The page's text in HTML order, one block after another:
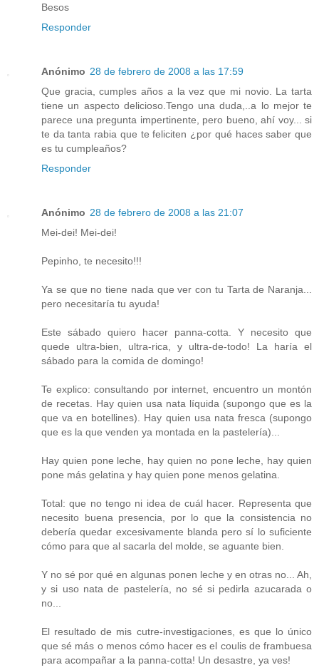
Besos
Responder
Anónimo 28 de febrero de 2008 a las 17:59
Que gracia, cumples años a la vez que mi novio. La tarta
tiene un aspecto delicioso.Tengo una duda,..a lo mejor te
parece una pregunta impertinente, pero bueno, ahí voy... si
te da tanta rabia que te feliciten ¿por qué haces saber que
es tu cumpleaños?
Responder
Anónimo 28 de febrero de 2008 a las 21:07
Mei-dei! Mei-dei!
Pepinho, te necesito!!!
Ya se que no tiene nada que ver con tu Tarta de Naranja...
pero necesitaría tu ayuda!
Este sábado quiero hacer panna-cotta. Y necesito que
quede ultra-bien, ultra-rica, y ultra-de-todo! La haría el
sábado para la comida de domingo!
Te explico: consultando por internet, encuentro un montón
de recetas. Hay quien usa nata líquida (supongo que es la
que va en botellines). Hay quien usa nata fresca (supongo
que es la que venden ya montada en la pastelería)...
Hay quien pone leche, hay quien no pone leche, hay quien
pone más gelatina y hay quien pone menos gelatina.
Total: que no tengo ni idea de cuál hacer. Representa que
necesito buena presencia, por lo que la consistencia no
debería quedar excesivamente blanda pero sí lo suficiente
cómo para que al sacarla del molde, se aguante bien.
Y no sé por qué en algunas ponen leche y en otras no... Ah,
y si uso nata de pastelería, no sé si pedirla azucarada o
no...
El resultado de mis cutre-investigaciones, es que lo único
que sé más o menos cómo hacer es el coulis de frambuesa
para acompañar a la panna-cotta! Un desastre, ya ves!